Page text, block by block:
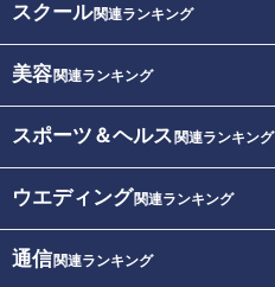
スクール関連ランキング
美容関連ランキング
スポーツ＆ヘルス 関連ランキング
ウエディング関連ランキング
通信関連ランキング